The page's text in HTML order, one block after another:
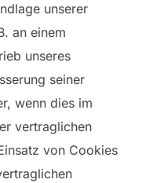
unserer
an einem
unseres
seiner
wenn dies im
vertraglichen
von Cookies